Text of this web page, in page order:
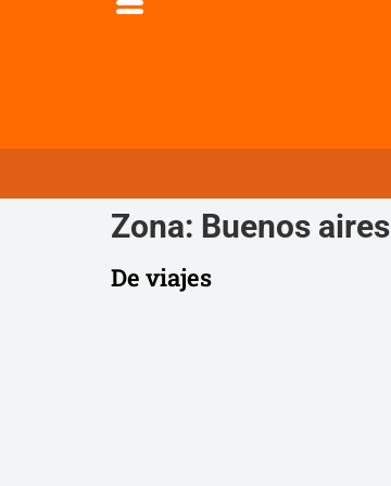
Zona: Buenos aires
De viajes